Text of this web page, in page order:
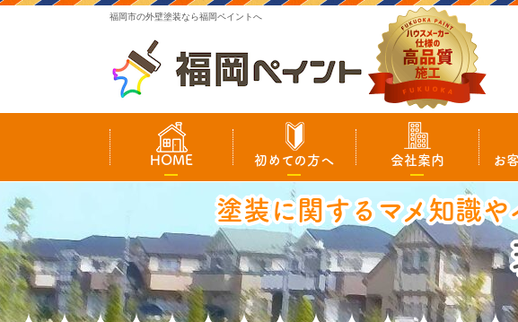
福岡市の外壁塗装なら福岡ペイントへ
HOME 初めての方へ 会社案内 お
塗装に関するマメ知識